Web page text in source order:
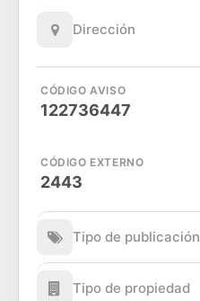
Dirección
CÓDIGO AVISO
122736447
CÓDIGO EXTERNO
2443
Tipo de publicación
Tipo de propiedad